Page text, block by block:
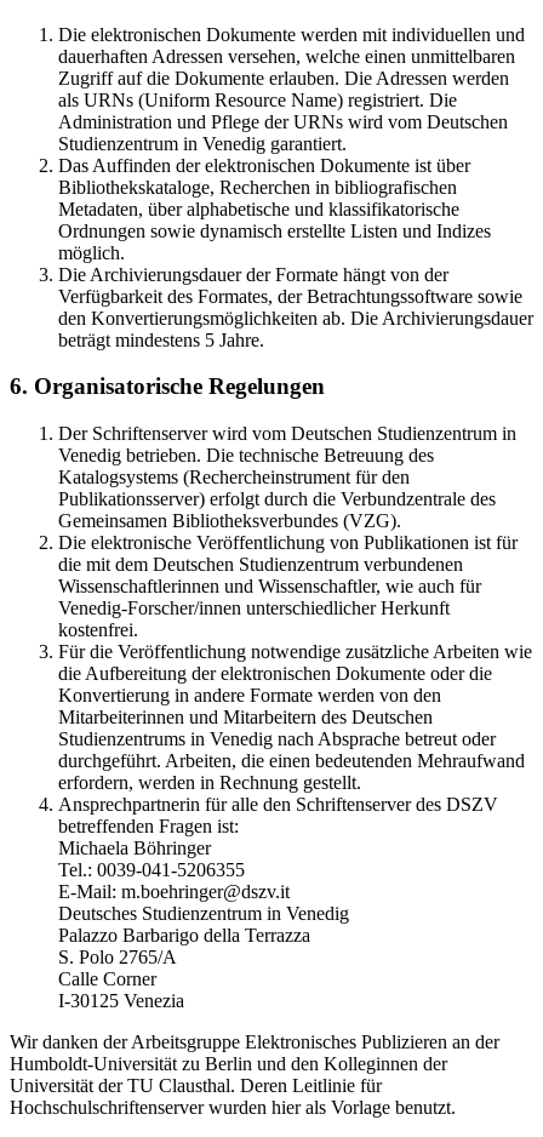
Die elektronischen Dokumente werden mit individuellen und
dauerhaften Adressen versehen, welche einen unmittelbaren
Zugriff auf die Dokumente erlauben. Die Adressen werden
als URNs (Uniform Resource Name) registriert. Die
Administration und Pflege der URNs wird vom Deutschen
Studienzentrum in Venedig garantiert.
Das Auffinden der elektronischen Dokumente ist über
Bibliothekskataloge, Recherchen in bibliografischen
Metadaten, über alphabetische und klassifikatorische
Ordnungen sowie dynamisch erstellte Listen und Indizes
möglich.
Die Archivierungsdauer der Formate hängt von der
Verfügbarkeit des Formates, der Betrachtungssoftware sowie
den Konvertierungsmöglichkeiten ab. Die Archivierungsdauer
beträgt mindestens 5 Jahre.
6. Organisatorische Regelungen
Der Schriftenserver wird vom Deutschen Studienzentrum in
Venedig betrieben. Die technische Betreuung des
Katalogsystems (Rechercheinstrument für den
Publikationsserver) erfolgt durch die Verbundzentrale des
Gemeinsamen Bibliotheksverbundes (VZG).
Die elektronische Veröffentlichung von Publikationen ist für
die mit dem Deutschen Studienzentrum verbundenen
Wissenschaftlerinnen und Wissenschaftler, wie auch für
Venedig-Forscher/innen unterschiedlicher Herkunft
kostenfrei.
Für die Veröffentlichung notwendige zusätzliche Arbeiten wie
die Aufbereitung der elektronischen Dokumente oder die
Konvertierung in andere Formate werden von den
Mitarbeiterinnen und Mitarbeitern des Deutschen
Studienzentrums in Venedig nach Absprache betreut oder
durchgeführt. Arbeiten, die einen bedeutenden Mehraufwand
erfordern, werden in Rechnung gestellt.
Ansprechpartnerin für alle den Schriftenserver des DSZV
betreffenden Fragen ist:
Michaela Böhringer
Tel.: 0039-041-5206355
E-Mail: m.boehringer@dszv.it
Deutsches Studienzentrum in Venedig
Palazzo Barbarigo della Terrazza
S. Polo 2765/A
Calle Corner
I-30125 Venezia
Wir danken der Arbeitsgruppe Elektronisches Publizieren an der
Humboldt-Universität zu Berlin und den Kolleginnen der
Universität der TU Clausthal. Deren Leitlinie für
Hochschulschriftenserver wurden hier als Vorlage benutzt.